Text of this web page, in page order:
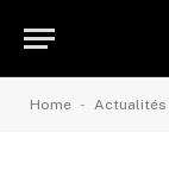
Home - Actualités